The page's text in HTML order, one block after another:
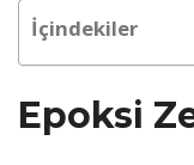
İçindekiler
Epoksi